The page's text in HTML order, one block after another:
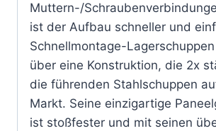
Muttern-/
ist der Aufbau schneller und
Schnellmontage-
über eine Konstruktion, die 2x
die führenden Stahlschuppen
Markt. Seine einzigartige
ist stoßfester und mit seinen